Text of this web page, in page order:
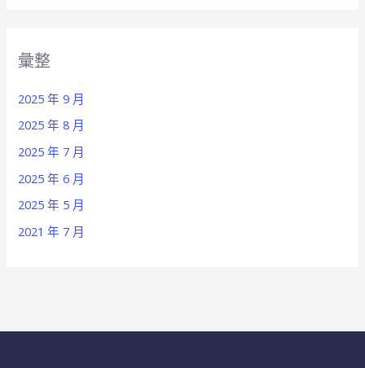
彙整
2025 年 9 月
2025 年 8 月
2025 年 7 月
2025 年 6 月
2025 年 5 月
2021 年 7 月